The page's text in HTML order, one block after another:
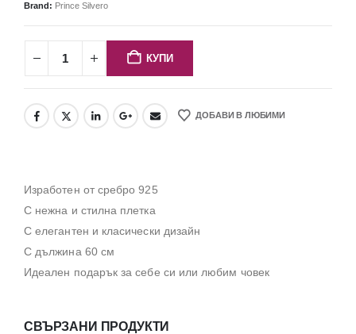
Brand: Prince Silvero
КУПИ
ДОБАВИ В ЛЮБИМИ
Изработен от сребро 925
С нежна и стилна плетка
С елегантен и класически дизайн
С дължина 60 см
Идеален подарък за себе си или любим човек
СВЪРЗАНИ ПРОДУКТИ